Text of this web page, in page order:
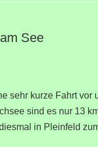
See
sehr kurze Fahrt vor
sind es nur 13
in Pleinfeld